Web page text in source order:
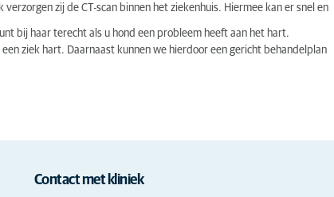
zij de CT-scan binnen het ziekenhuis. Hiermee kan er snel en
bij haar terecht als u hond een probleem heeft aan het hart.
ziek hart. Daarnaast kunnen we hierdoor een gericht behandelplan
Contact met kliniek